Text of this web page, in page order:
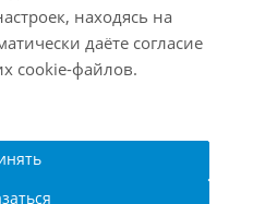
находясь на
даёте согласие
cookie-файлов.
персональных данных